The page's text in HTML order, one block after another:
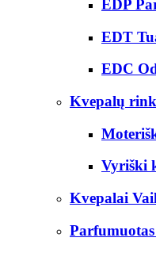
EDP
EDT
EDC
Kvepalų
Vyriški
Kvepalai